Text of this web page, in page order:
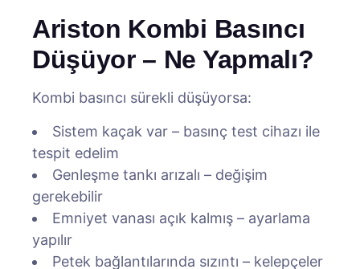
Ariston Kombi Basıncı
Düşüyor – Ne Yapmalı?
Kombi basıncı sürekli düşüyorsa:
Sistem kaçak var – basınç test cihazı ile
tespit edelim
Genleşme tankı arızalı – değişim
gerekebilir
Emniyet vanası açık kalmış – ayarlama
yapılır
Petek bağlantılarında sızıntı – kelepçeler